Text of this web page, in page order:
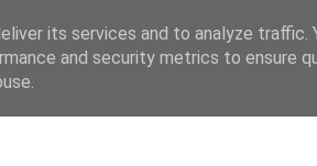
its services and to analyze traffic.
and security metrics to ensure